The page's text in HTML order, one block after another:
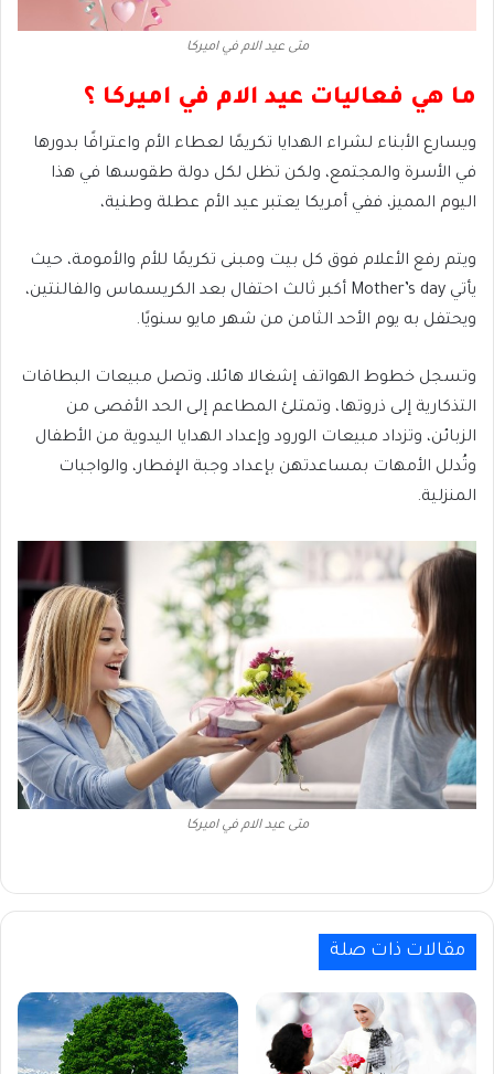
متى عيد الام في اميركا
ما هي فعاليات عيد الام في اميركا ؟
ويسارع الأبناء لشراء الهدايا تكريمًا لعطاء الأم واعترافًا بدورها
في الأسرة والمجتمع، ولكن تظل لكل دولة طقوسها في هذا
اليوم المميز، ففي أمريكا يعتبر عيد الأم عطلة وطنية،
ويتم رفع الأعلام فوق كل بيت ومبنى تكريمًا للأم والأمومة، حيث
يأتي Mother’s day أكبر ثالث احتفال بعد الكريسماس والفالنتين،
ويحتفل به يوم الأحد الثامن من شهر مايو سنويًا.
وتسجل خطوط الهواتف إشغالا هائلا، وتصل مبيعات البطاقات
التذكارية إلى ذروتها، وتمتلئ المطاعم إلى الحد الأقصى من
الزبائن، وتزداد مبيعات الورود وإعداد الهدايا اليدوية من الأطفال
وتُدلل الأمهات بمساعدتهن بإعداد وجبة الإفطار، والواجبات
المنزلية.
متى عيد الام في اميركا
مقالات ذات صلة